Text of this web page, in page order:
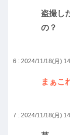
盗撮し
の？
6 : 2024/11/18(月)
まぁこ
7 : 2024/11/18(月)